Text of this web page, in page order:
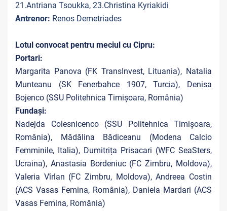
21.Antriana Tsoukka, 23.Christina Kyriakidi
Antrenor: Renos Demetriades
Lotul convocat pentru meciul cu Cipru:
Portari:
Margarita Panova (FK TransInvest, Lituania), Natalia
Munteanu (SK Fenerbahce 1907, Turcia), Denisa
Bojenco (SSU Politehnica Timișoara, România)
Fundași:
Nadejda Colesnicenco (SSU Politehnica Timișoara,
România), Mădălina Bădiceanu (Modena Calcio
Femminile, Italia), Dumitrița Prisacari (WFC SeaSters,
Ucraina), Anastasia Bordeniuc (FC Zimbru, Moldova),
Valeria Vîrlan (FC Zimbru, Moldova), Andreea Costin
(ACS Vasas Femina, România), Daniela Mardari (ACS
Vasas Femina, România)